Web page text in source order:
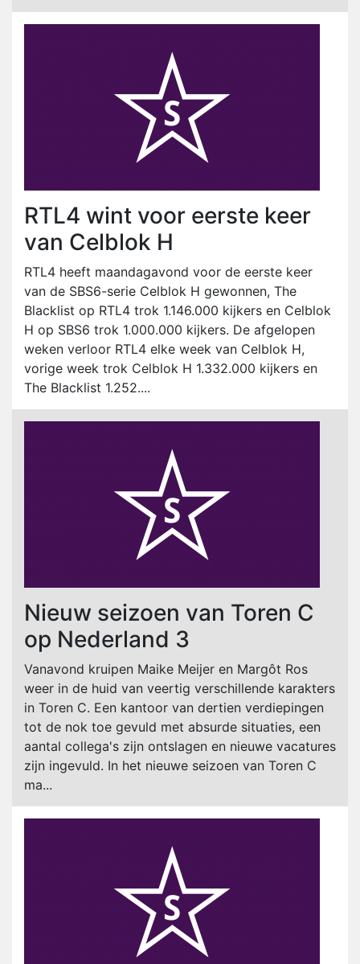
RTL4 wint voor eerste keer
van Celblok H
RTL4 heeft maandagavond voor de eerste keer
van de SBS6-serie Celblok H gewonnen, The
Blacklist op RTL4 trok 1.146.000 kijkers en Celblok
H op SBS6 trok 1.000.000 kijkers. De afgelopen
weken verloor RTL4 elke week van Celblok H,
vorige week trok Celblok H 1.332.000 kijkers en
The Blacklist 1.252....
Nieuw seizoen van Toren C
op Nederland 3
Vanavond kruipen Maike Meijer en Margôt Ros
weer in de huid van veertig verschillende karakters
in Toren C. Een kantoor van dertien verdiepingen
tot de nok toe gevuld met absurde situaties, een
aantal collega's zijn ontslagen en nieuwe vacatures
zijn ingevuld. In het nieuwe seizoen van Toren C
ma...